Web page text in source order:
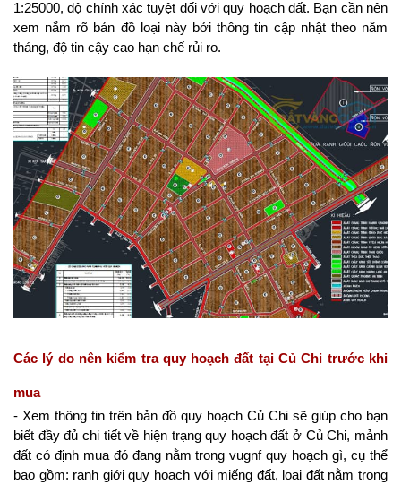
Tra Quy Hoạch
1:25000, độ chính xác tuyệt đối với quy hoạch đất. Bạn cần nên
xem nắm rõ bản đồ loại này bởi thông tin cập nhật theo năm
tháng, độ tin cậy cao hạn chế rủi ro.
Các lý do nên kiểm tra quy hoạch đất tại Củ Chi trước khi
mua
- Xem thông tin trên bản đồ quy hoạch Củ Chi sẽ giúp cho bạn
biết đầy đủ chi tiết về hiện trạng quy hoạch đất ở Củ Chi, mảnh
đất có định mua đó đang nằm trong vugnf quy hoạch gì, cụ thể
bao gồm: ranh giới quy hoạch với miếng đất, loại đất nằm trong